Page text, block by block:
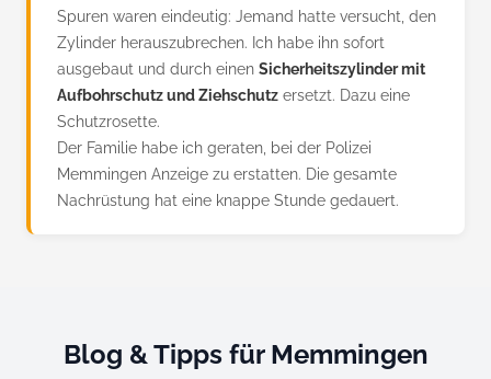
Spuren waren eindeutig: Jemand hatte versucht, den
Zylinder herauszubrechen. Ich habe ihn sofort
ausgebaut und durch einen Sicherheitszylinder mit
Aufbohrschutz und Ziehschutz ersetzt. Dazu eine
Schutzrosette.
Der Familie habe ich geraten, bei der Polizei
Memmingen Anzeige zu erstatten. Die gesamte
Nachrüstung hat eine knappe Stunde gedauert.
Blog & Tipps für Memmingen